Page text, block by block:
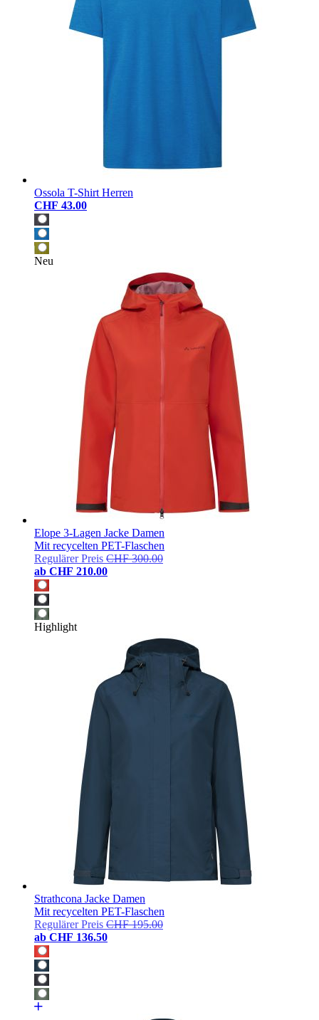
Ossola T-Shirt Herren
CHF 43.00
Neu
Elope 3-Lagen Jacke Damen
Mit recycelten PET-Flaschen
Regulärer Preis CHF 300.00
ab CHF 210.00
Highlight
Strathcona Jacke Damen
Mit recycelten PET-Flaschen
Regulärer Preis CHF 195.00
ab CHF 136.50